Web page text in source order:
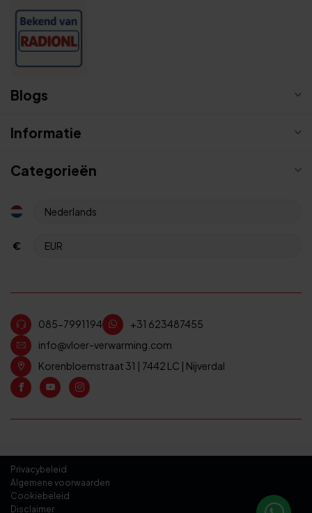
Blogs
Informatie
Categorieën
€
085-7991194
+31 623487455
info@vloer-verwarming.com
Korenbloemstraat 31 | 7442 LC | Nijverdal
Privacybeleid
Algemene voorwaarden
Cookiebeleid
Disclaimer